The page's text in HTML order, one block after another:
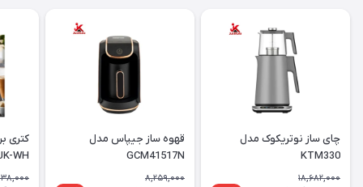
چای ساز نوتریکوک مدل
KTM330
18,682,000
قهوه ساز جیپاس مدل
GCM41517N
8,259,000
کتری
WH